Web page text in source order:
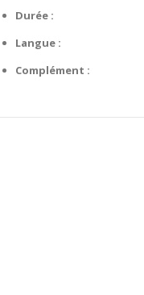
Durée :
Langue :
Complément :